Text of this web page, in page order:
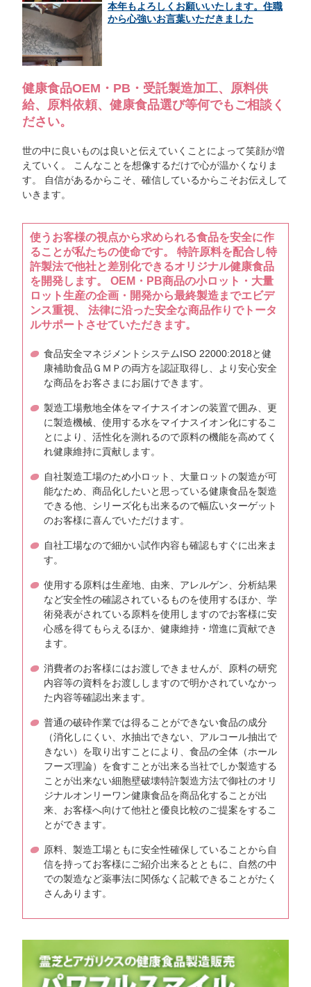
本年もよろしくお願いいたします。住職
から心強いお言葉いただきました
健康食品OEM・PB・受託製造加工、原料供
給、原料依頼、健康食品選び等何でもご相談く
ださい。
世の中に良いものは良いと伝えていくことによって笑顔が増
えていく。 こんなことを想像するだけで心が温かくなりま
す。 自信があるからこそ、確信しているからこそお伝えして
いきます。
使うお客様の視点から求められる食品を安全に作
ることが私たちの使命です。 特許原料を配合し特
許製法で他社と差別化できるオリジナル健康食品
を開発します。 OEM・PB商品の小ロット・大量
ロット生産の企画・開発から最終製造までエビデ
ンス重視、 法律に沿った安全な商品作りでトータ
ルサポートさせていただきます。
食品安全マネジメントシステムISO 22000:2018と健
康補助食品ＧＭＰの両方を認証取得し、より安心安全
な商品をお客さまにお届けできます。
製造工場敷地全体をマイナスイオンの装置で囲み、更
に製造機械、使用する水をマイナスイオン化にするこ
とにより、活性化を測れるので原料の機能を高めてく
れ健康維持に貢献します。
自社製造工場のため小ロット、大量ロットの製造が可
能なため、商品化したいと思っている健康食品を製造
できる他、シリーズ化も出来るので幅広いターゲット
のお客様に喜んでいただけます。
自社工場なので細かい試作内容も確認もすぐに出来ま
す。
使用する原料は生産地、由来、アレルゲン、分析結果
など安全性の確認されているものを使用するほか、学
術発表がされている原料を使用しますのでお客様に安
心感を得てもらえるほか、健康維持・増進に貢献でき
ます。
消費者のお客様にはお渡しできませんが、原料の研究
内容等の資料をお渡ししますので明かされていなかっ
た内容等確認出来ます。
普通の破砕作業では得ることができない食品の成分
（消化しにくい、水抽出できない、アルコール抽出で
きない）を取り出すことにより、食品の全体（ホール
フーズ理論）を食すことが出来る当社でしか製造する
ことが出来ない細胞壁破壊特許製造方法で御社のオリ
ジナルオンリーワン健康食品を商品化することが出
来、お客様へ向けて他社と優良比較のご提案をするこ
とができます。
原料、製造工場ともに安全性確保していることから自
信を持ってお客様にご紹介出来るとともに、自然の中
での製造など薬事法に関係なく記載できることがたく
さんあります。